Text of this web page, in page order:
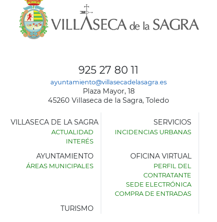
925 27 80 11
ayuntamiento@villasecadelasagra.es
Plaza Mayor, 18
45260 Villaseca de la Sagra, Toledo
AYUNTAMIENTO
VILLASECA DE LA SAGRA
ACTUALIDAD
INTERÉS
SERVICIOS
INCIDENCIAS URBANAS
AYUNTAMIENTO
ÁREAS MUNICIPALES
OFICINA VIRTUAL
PERFIL DEL
CONTRATANTE
SEDE ELECTRÓNICA
COMPRA DE ENTRADAS
TURISMO